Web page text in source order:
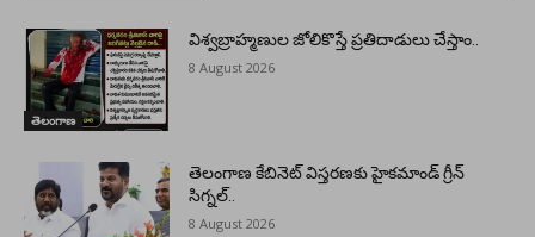
తెలంగాణ
విశ్వబ్రాహ్మణుల జోలికొస్తే ప్రతిదాడులు చేస్తాం..
8 August 2026
తెలంగాణ కేబినెట్ విస్తరణకు హైకమాండ్ గ్రీన్
సిగ్నల్..
8 August 2026